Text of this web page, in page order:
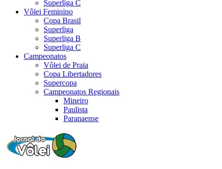
Superliga C
Vôlei Feminino
Copa Brasil
Superliga
Superliga B
Superliga C
Campeonatos
Vôlei de Praia
Copa Libertadores
Supercopa
Campeonatos Regionais
Mineiro
Paulista
Paranaense